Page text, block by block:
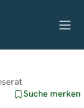
Suche merken